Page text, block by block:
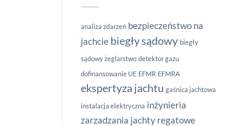
analiza zdarzeń bezpieczeństwo na
jachcie biegły sądowy biegły
sądowy żeglarstwo detektor gazu
dofinansowanie UE EFMR EFMRA
ekspertyza jachtu gaśnica jachtowa
instalacja elektryczna inżynieria
zarzadzania jachty regatowe